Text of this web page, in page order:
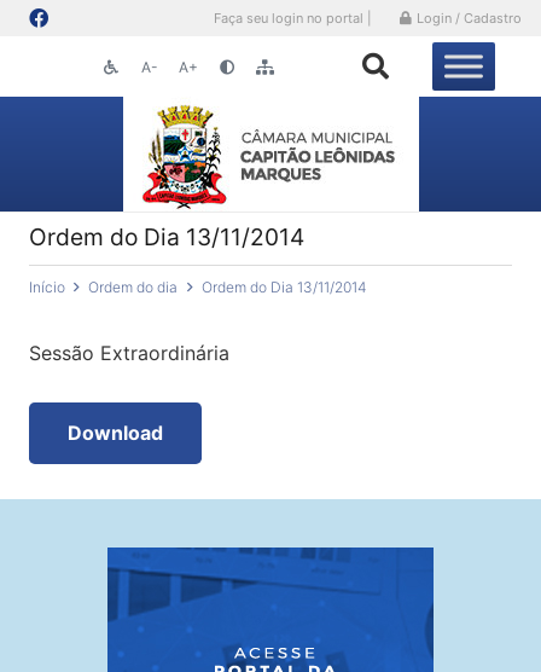
Faça seu login no portal | Login / Cadastro
A- A+
Ordem do Dia 13/11/2014
Início Ordem do dia Ordem do Dia 13/11/2014
Sessão Extraordinária
Download